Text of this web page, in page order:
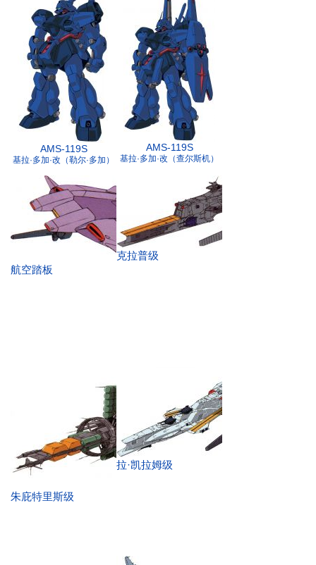
AMS-119S
基拉·多加·改（勒尔·多加）
AMS-119S
基拉·多加·改（查尔斯机）
航空踏板
克拉普级
朱庇特里斯级
拉·凯拉姆级